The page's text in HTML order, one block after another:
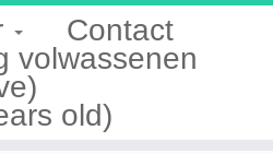
Contact
volwassenen
old)